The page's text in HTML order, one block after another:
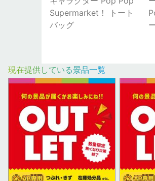
Supermarket！ トート
バッグ
現在提供している景品一覧